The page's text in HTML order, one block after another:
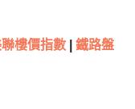
聯樓價指數|
鐵路盤